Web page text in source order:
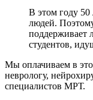
В этом году 50
людей.
поддерживает
студентов,
Мы оплачиваем в
неврологу,
специалистов МРТ.